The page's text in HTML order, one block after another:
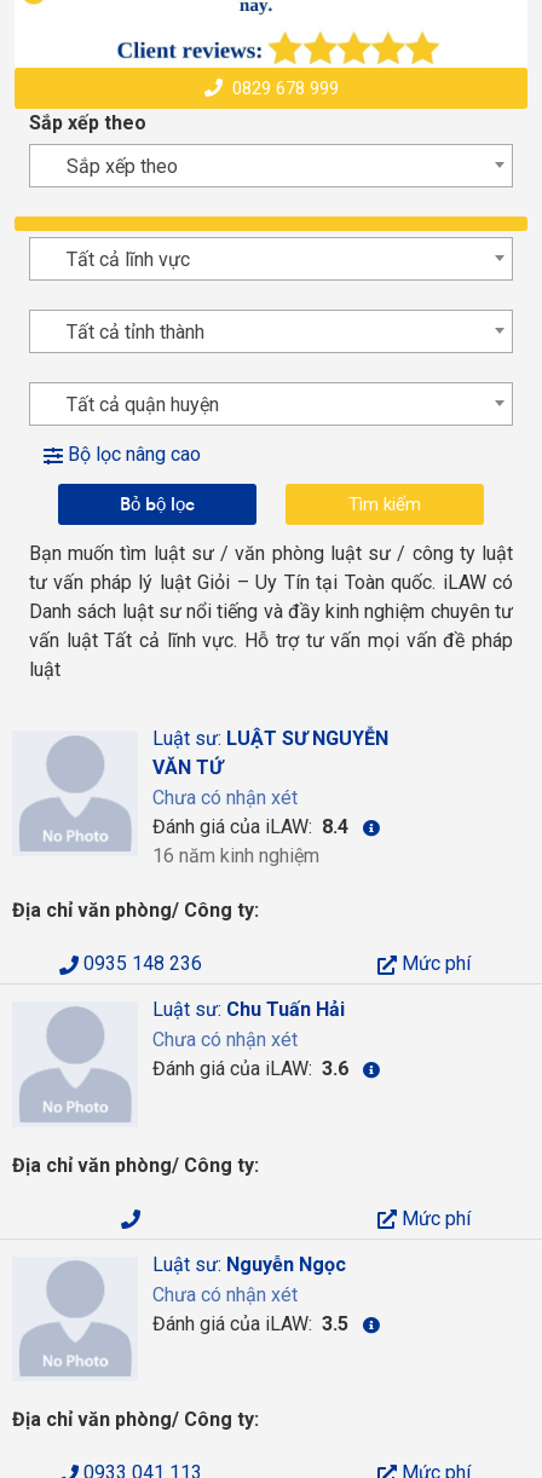
0829 678 999
Sắp xếp theo
Sắp xếp theo
Tất cả lĩnh vực
Tất cả tỉnh thành
Tất cả quận huyện
Bộ lọc nâng cao
Bỏ bộ lọc
Bạn muốn tìm luật sư / văn phòng luật sư / công ty luật
tư vấn pháp lý luật Giỏi – Uy Tín tại Toàn quốc. iLAW có
Danh sách luật sư nổi tiếng và đầy kinh nghiệm chuyên tư
vấn luật Tất cả lĩnh vực. Hỗ trợ tư vấn mọi vấn đề pháp
luật
Luật sư: LUẬT SƯ NGUYỄN
VĂN TỨ
Chưa có nhận xét
Đánh giá của iLAW: 8.4
16 năm kinh nghiệm
Địa chỉ văn phòng/ Công ty:
0935 148 236
Mức phí
Luật sư: Chu Tuấn Hải
Chưa có nhận xét
Đánh giá của iLAW: 3.6
Địa chỉ văn phòng/ Công ty:
Mức phí
Luật sư: Nguyễn Ngọc
Chưa có nhận xét
Đánh giá của iLAW: 3.5
Địa chỉ văn phòng/ Công ty:
0933 041 113 Mức phí